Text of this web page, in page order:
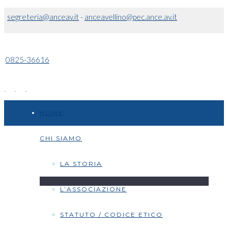
segreteria@anceav.it- anceavellino@pec.ance.av.it
0825-36616
CHI SIAMO
LA STORIA
L’ASSOCIAZIONE
STATUTO / CODICE ETICO